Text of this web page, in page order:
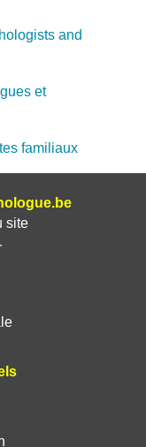
and
et
familiaux
site